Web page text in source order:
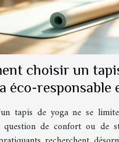
choisir un
éco-responsable
ayurvédique ?
tapis de yoga ne se
de confort ou de